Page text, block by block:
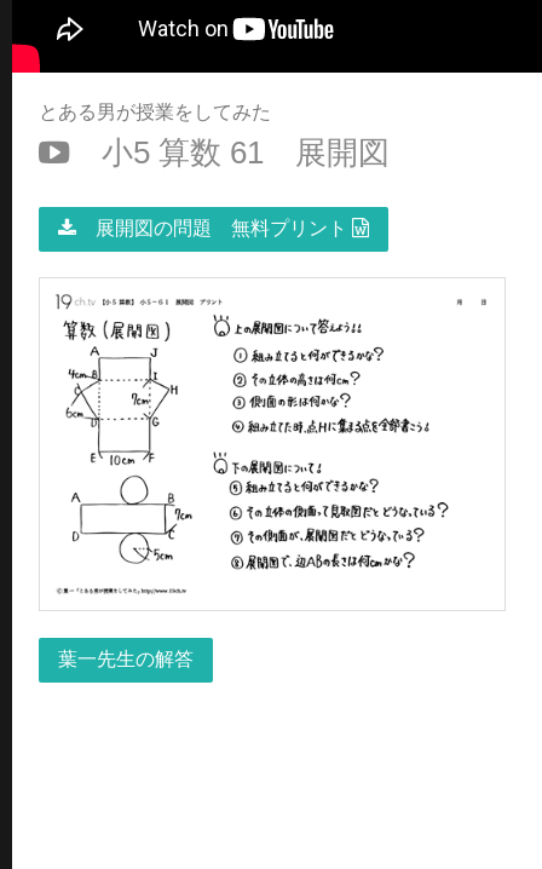
とある男が授業をしてみた
小5 算数 61 展開図
展開図の問題 無料プリント
葉一先生の解答